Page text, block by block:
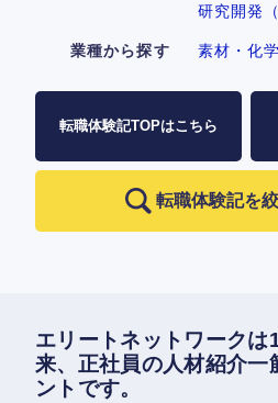
研究開発
業種から探す 素材・化
転職体験記TOPはこちら
転職体験記を
エリートネットワークは
来、正社員の人材紹介一
ントです。